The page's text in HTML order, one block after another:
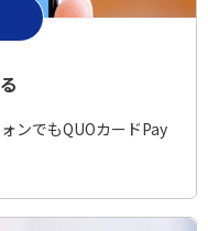
ンでもQUOカードPay